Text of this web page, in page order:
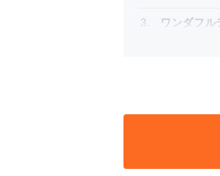
ワンダフル
楽天
ワンダフル